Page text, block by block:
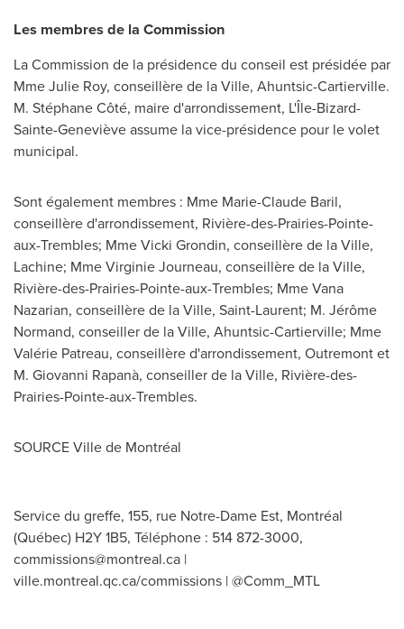
Les membres de la Commission
La Commission de la présidence du conseil est présidée par
Mme Julie Roy, conseillère de la Ville, Ahuntsic-Cartierville.
M. Stéphane Côté, maire d'arrondissement, L'Île-Bizard-
Sainte-Geneviève assume la vice-présidence pour le volet
municipal.
Sont également membres : Mme Marie-Claude Baril,
conseillère d'arrondissement, Rivière-des-Prairies-Pointe-
aux-Trembles; Mme Vicki Grondin, conseillère de la Ville,
Lachine; Mme Virginie Journeau, conseillère de la Ville,
Rivière-des-Prairies-Pointe-aux-Trembles; Mme Vana
Nazarian, conseillère de la Ville, Saint-Laurent; M. Jérôme
Normand, conseiller de la Ville, Ahuntsic-Cartierville; Mme
Valérie Patreau, conseillère d'arrondissement, Outremontet
M. Giovanni Rapanà, conseiller de la Ville, Rivière-des-
Prairies-Pointe-aux-Trembles.
SOURCE Ville de Montréal
Service du greffe, 155, rue Notre-Dame Est, Montréal
(Québec) H2Y 1B5, Téléphone : 514 872-3000,
commissions@montreal.ca |
ville.montreal.qc.ca/commissions | @Comm_MTL